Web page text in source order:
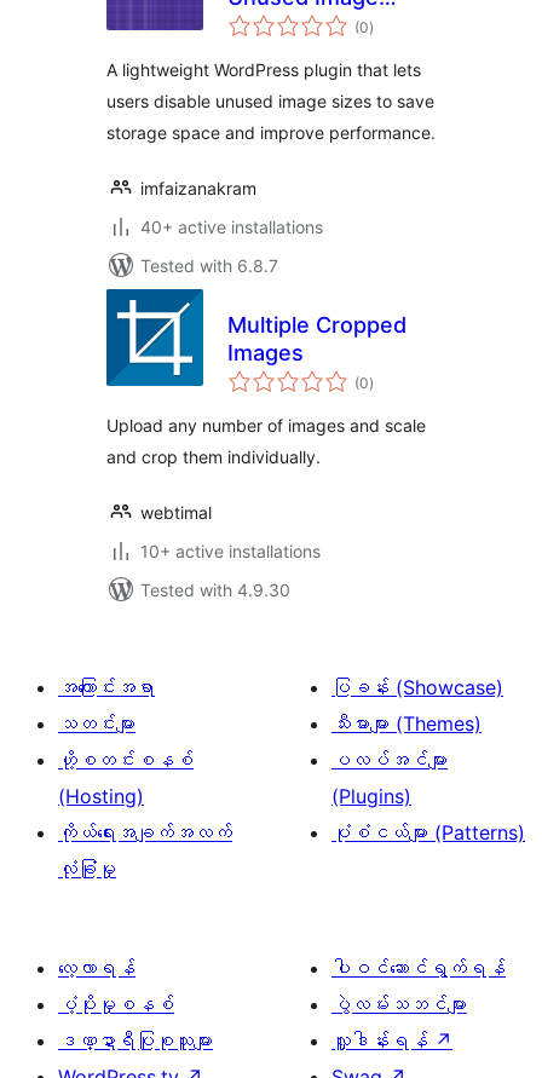
Sizes
(0total
ratings
)
A lightweight WordPress plugin that lets
users disable unused image sizes to save
storage space and improve performance.
imfaizanakram
40+ active installations
Tested with 6.8.7
Multiple Cropped
Images
(0total
ratings
)
Upload any number of images and scale
and crop them individually.
webtimal
10+ active installations
Tested with 4.9.30
အကြောင်းအရာ
သတင်းများ
ဟို့စတင်းစနစ်
(Hosting)
ကိုယ်ရေးအချက်အလက်
လုံခြုံမှု
ပြခန်း (Showcase)
သီးမားများ (Themes)
ပလပ်အင်များ
(Plugins)
ပုံစံငယ်များ (Patterns)
လေ့လာရန်
ပံ့ပိုးမှုစနစ်
ဒဏ္ဍာရီပြုစုသူများ
ပါဝင်ဆောင်ရွက်ရန်
ပွဲလမ်းသဘင်များ
လှူဒါန်းရန် ↗